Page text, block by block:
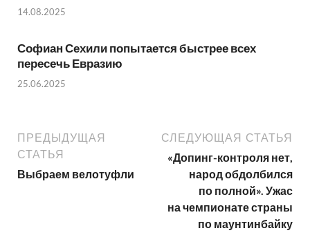
14.08.2025
Софиан Сехили попытается быстрее всех
пересечь Евразию
25.06.2025
ПРЕДЫДУЩАЯ
СТАТЬЯ
Выбраем велотуфли
СЛЕДУЮЩАЯ СТАТЬЯ
«Допинг-контроля нет,
народ обдолбился
по полной». Ужас
на чемпионате страны
по маунтинбайку